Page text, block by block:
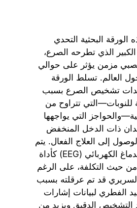
الورقة البحثية التحدي
الذي تطرحه الصرع،
مزمن يؤثر على حوالي
العالم. تسلط الورقة
تشخيص الصرع بسبب
للنوبات—التي تتراوح من
التي يواجهها
ذات الدخل المنخفض
إلى العلاج الفعال. يتم
تقديم تخطيط الدماغ الكهربائي (EEG) كأداة
حيث التكلفة، على الرغم
قد تم عرقلته بسبب
الفطري لبيانات إشارات
التشخيص الدقيق ويزيد من